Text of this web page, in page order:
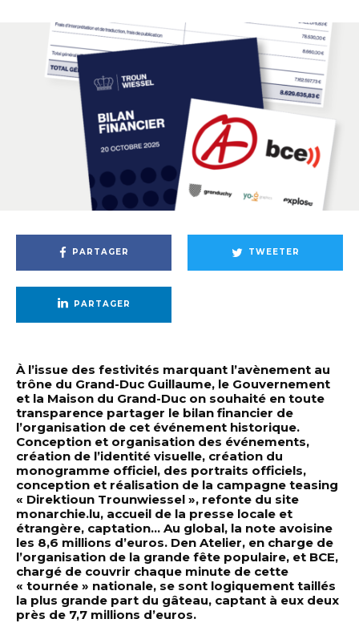
PARTAGER TWEETER
PARTAGER
À l’issue des festivités marquant l’avènement au
trône du Grand-Duc Guillaume, le Gouvernement
et la Maison du Grand-Duc on souhaité en toute
transparence partager le bilan financier de
l’organisation de cet événement historique.
Conception et organisation des événements,
création de l’identité visuelle, création du
monogramme officiel, des portraits officiels,
conception et réalisation de la campagne teasing
« Direktioun Trounwiessel », refonte du site
monarchie.lu, accueil de la presse locale et
étrangère, captation… Au global, la note avoisine
les 8,6 millions d’euros. Den Atelier, en charge de
l’organisation de la grande fête populaire, et BCE,
chargé de couvrir chaque minute de cette
« tournée » nationale, se sont logiquement taillés
la plus grande part du gâteau, captant à eux deux
près de 7,7 millions d’euros.